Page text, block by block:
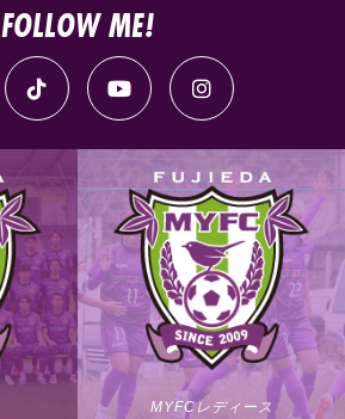
FOLLOW ME!
MYFCレディース